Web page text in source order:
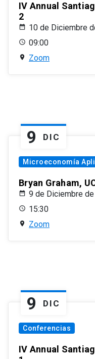
IV Annual
2
10 de Diciembre
09:00
Zoom
9 DIC
Microeconomía
Bryan Graham,
9 de Diciembre
15:30
Zoom
9 DIC
Conferencias
IV Annual